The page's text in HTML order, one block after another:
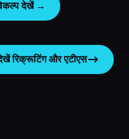
देखें →
रिक्रूटिंग और एटीएस